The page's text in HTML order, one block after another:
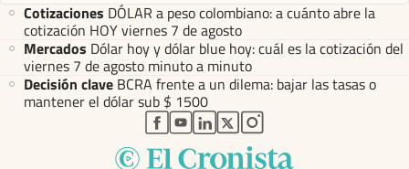
Cotizaciones DÓLAR a peso colombiano: a cuánto abre la
cotización HOY viernes 7 de agosto
Mercados Dólar hoy y dólar blue hoy: cuál es la cotización del
viernes 7 de agosto minuto a minuto
Decisión clave BCRA frente a un dilema: bajar las tasas o
mantener el dólar sub $ 1500
abre en nueva pestaña
abre en nueva pestaña
abre en nueva pestaña
abre en nueva pestaña
abre en nueva pestaña